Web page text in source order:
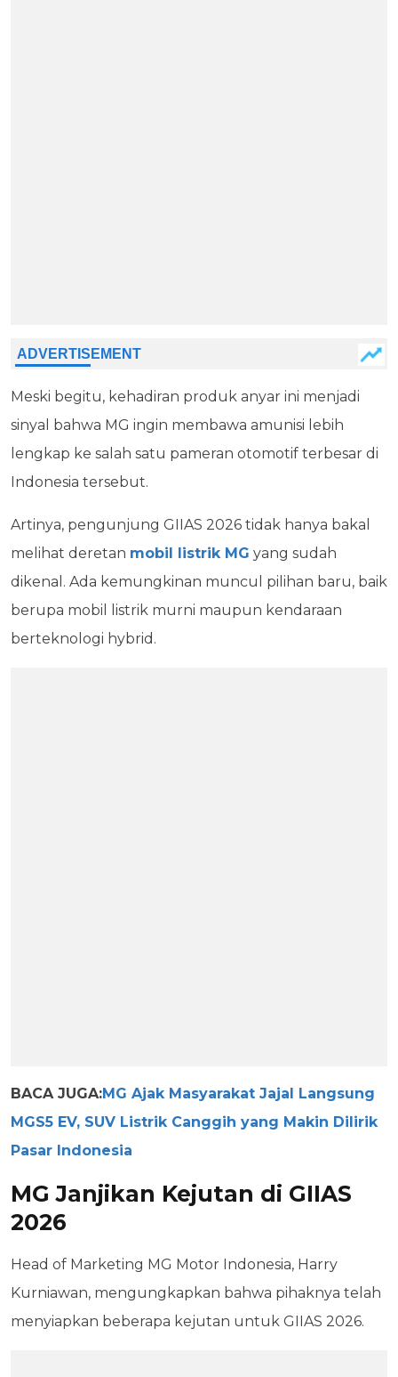
Meski begitu, kehadiran produk anyar ini menjadi
sinyal bahwa MG ingin membawa amunisi lebih
lengkap ke salah satu pameran otomotif terbesar di
Indonesia tersebut.
Artinya, pengunjung GIIAS 2026 tidak hanya bakal
melihat deretan mobil listrik MG yang sudah
dikenal. Ada kemungkinan muncul pilihan baru, baik
berupa mobil listrik murni maupun kendaraan
berteknologi hybrid.
BACA JUGA:MG Ajak Masyarakat Jajal Langsung
MGS5 EV, SUV Listrik Canggih yang Makin Dilirik
Pasar Indonesia
MG Janjikan Kejutan di GIIAS
2026
Head of Marketing MG Motor Indonesia, Harry
Kurniawan, mengungkapkan bahwa pihaknya telah
menyiapkan beberapa kejutan untuk GIIAS 2026.